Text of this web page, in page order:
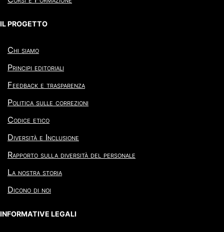
IL PROGETTO
Chi siamo
Principi editoriali
Feedback e trasparenza
Politica sulle correzioni
Codice etico
Diversità e Inclusione
Rapporto sulla diversità del personale
La nostra storia
Dicono di noi
INFORMATIVE LEGALI